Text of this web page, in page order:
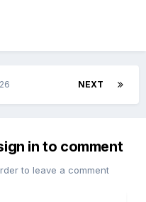
NEXT
in to comment
to leave a comment